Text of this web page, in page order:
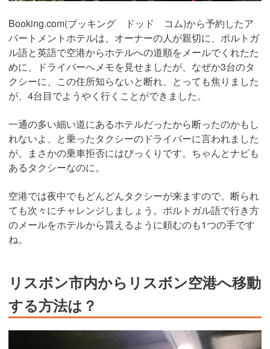
Booking.com(ブッキング ドッド コム)から予約したア
パートメントホテルは、オーナーの人が親切に、ポルトガ
ル語と英語で空港からホテルへの道順をメールでくれたた
めに、ドライバーへメモを見せましたが、なぜか3台のタ
クシーに、この住所知らないと断れ、とっても焦りました
が、4台目でようやく行くことができました。
一通の多い細い道にあるホテルだったから断ったのかもし
れないよ、と乗ったタクシーのドライバーに言われました
が。まさかの乗車拒否にはびっくりです。ちゃんとナビも
あるタクシーなのに。
空港では夜中でもどんどんタクシーが来ますので、断られ
ても次々にチャレンジしましょう。ポルトガル語で行き方
のメールをホテルから貰えるように頼むのも1つの手です
ね。
リスボン市内からリスボン空港へ移動
する方法は？